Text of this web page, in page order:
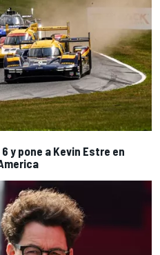
y pone a Kevin Estre en